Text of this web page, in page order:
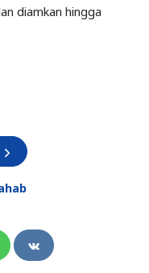
diamkan hingga